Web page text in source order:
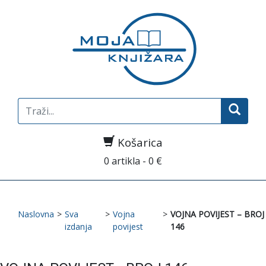
Search
for:
Košarica
0 artikla - 0 €
Naslovna > Sva
izdanja
> Vojna
povijest
> VOJNA POVIJEST – BROJ
146